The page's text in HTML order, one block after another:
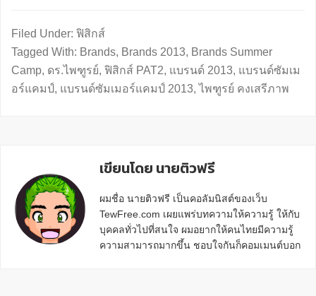
Filed Under: ฟิสิกส์
Tagged With: Brands, Brands 2013, Brands Summer
Camp, ดร.ไพฑูรย์, ฟิสิกส์ PAT2, แบรนด์ 2013, แบรนด์ซัมเม
อร์แคมป์, แบรนด์ซัมเมอร์แคมป์ 2013,ไพฑูรย์ คงเสรีภาพ
เขียนโดย นายติวฟรี
ผมชื่อ นายติวฟรี เป็นคอลัมนิสต์ของเว็บ
TewFree.com เผยแพร่บทความให้ความรู้ ให้กับ
บุคคลทั่วไปที่สนใจ ผมอยากให้คนไทยมีความรู้
ความสามารถมากขึ้น ชอบใจกันก็คอมเมนต์บอก